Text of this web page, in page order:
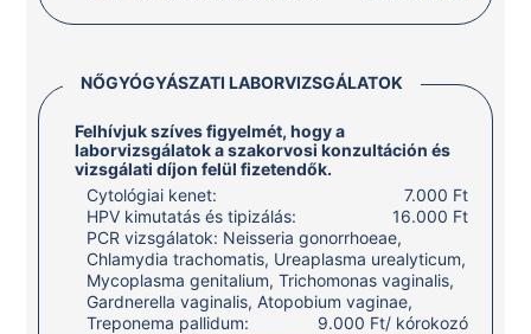
NŐGYÓGYÁSZATI LABORVIZSGÁLATOK
Felhívjuk szíves figyelmét, hogy a
laborvizsgálatok a szakorvosi konzultáción és
vizsgálati díjon felül fizetendők.
Cytológiai kenet:
7.000 Ft
HPV kimutatás és tipizálás:
16.000 Ft
PCR vizsgálatok: Neisseria gonorrhoeae,
Chlamydia trachomatis, Ureaplasma urealyticum,
Mycoplasma genitalium, Trichomonas vaginalis,
Gardnerella vaginalis, Atopobium vaginae,
Treponema pallidum:
9.000 Ft/ kórokozó